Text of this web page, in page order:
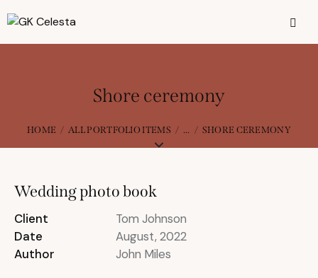
Shore ceremony
HOME ALL PORTFOLIO ITEMS ... SHORE CEREMONY
Wedding photo book
Client
Tom Johnson
Date
August, 2022
Author
John Miles